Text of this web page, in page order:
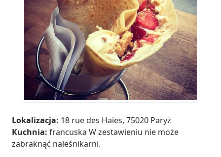
Lokalizacja: 18 rue des Haies, 75020 Paryż
Kuchnia: francuska W zestawieniu nie może
zabraknąć naleśnikarni.